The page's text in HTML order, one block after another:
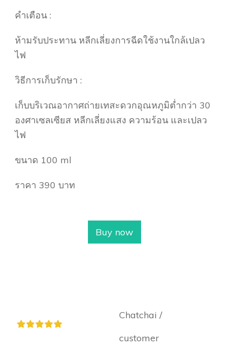
คำเตือน :
ห้ามรับประทาน หลีกเลี่ยงการฉีดใช้งานใกล้เปลว
ไฟ
วิธีการเก็บรักษา :
เก็บบริเวณอากาศถ่ายเทสะดวกอุณหภูมิต่ำกว่า 30
องศาเซลเซียส หลีกเลี่ยงแสง ความร้อน และเปลว
ไฟ
ขนาด 100 ml
ราคา 390 บาท
Buy now
Chatchai /
customer